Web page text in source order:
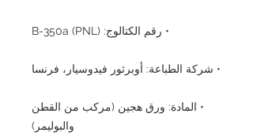
• رقم الكتالوج: B-350a (PNL)
• شركة الطباعة: أوبرثور فيدوسيار، فرنسا
• المادة: ورق هجين (مركب من القطن
والبوليمر)